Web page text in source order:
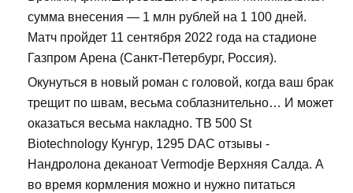
сумма внесения — 1 млн рублей на 1 100 дней.
Матч пройдет 11 сентября 2022 года на стадионе
Газпром Арена (Санкт-Петербург, Россия).
Окунуться в новый роман с головой, когда ваш брак
трещит по швам, весьма соблазнительно… И может
оказаться весьма накладно. TB 500 St
Biotechnology Кунгур, 1295 DAC отзывы -
Нандролона деканоат Vermodje Верхняя Салда. А
во время кормления можно и нужно питаться